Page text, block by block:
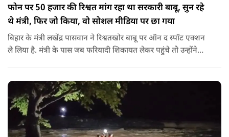
फोन पर 50 हजार की रिश्वत मांग रहा था सरकारी बाबू, सुन रहे
थे मंत्री, फिर जो किया, वो सोशल मीडिया पर छा गया
बिहार के मंत्री लखेंद्र पासवान ने रिश्वतखोर बाबू पर ऑन द स्पॉट एक्शन
ले लिया है. मंत्री के पास जब फरियादी शिकायत लेकर पहुंचे तोे उन्होंने